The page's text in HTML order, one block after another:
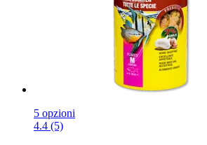
5 opzioni
4.4 (5)